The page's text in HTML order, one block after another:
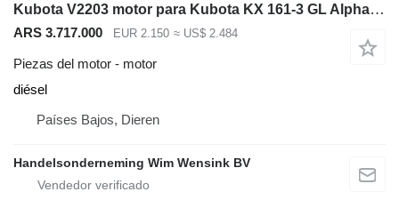
Kubota V2203 motor para Kubota KX 161-3 GL Alpha miniexcavadora
ARS 3.717.000 EUR 2.150 ≈ US$ 2.484
Piezas del motor - motor
diésel
Países Bajos, Dieren
Handelsonderneming Wim Wensink BV